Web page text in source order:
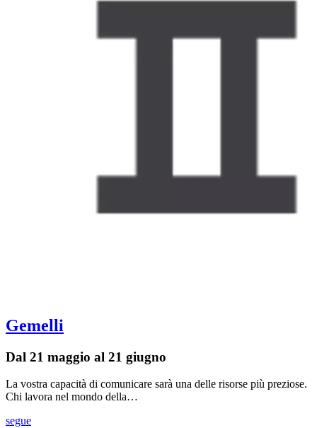
Gemelli
Dal 21 maggio al 21 giugno
La vostra capacità di comunicare sarà una delle risorse più preziose.
Chi lavora nel mondo della…
segue